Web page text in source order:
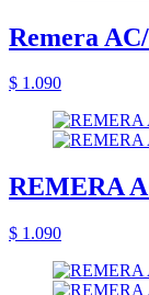
Remera
$ 1.090
REMERA
$ 1.090